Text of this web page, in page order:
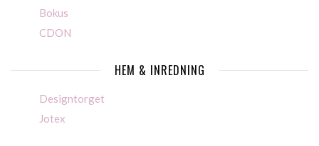
Bokus
CDON
HEM & INREDNING
Designtorget
Jotex